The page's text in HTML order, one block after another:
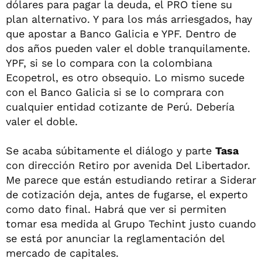
dólares para pagar la deuda, el PRO tiene su
plan alternativo. Y para los más arriesgados, hay
que apostar a Banco Galicia e YPF. Dentro de
dos años pueden valer el doble tranquilamente.
YPF, si se lo compara con la colombiana
Ecopetrol, es otro obsequio. Lo mismo sucede
con el Banco Galicia si se lo comprara con
cualquier entidad cotizante de Perú. Debería
valer el doble.
Se acaba súbitamente el diálogo y parte Tasa
con dirección Retiro por avenida Del Libertador.
Me parece que están estudiando retirar a Siderar
de cotización deja, antes de fugarse, el experto
como dato final. Habrá que ver si permiten
tomar esa medida al Grupo Techint justo cuando
se está por anunciar la reglamentación del
mercado de capitales.